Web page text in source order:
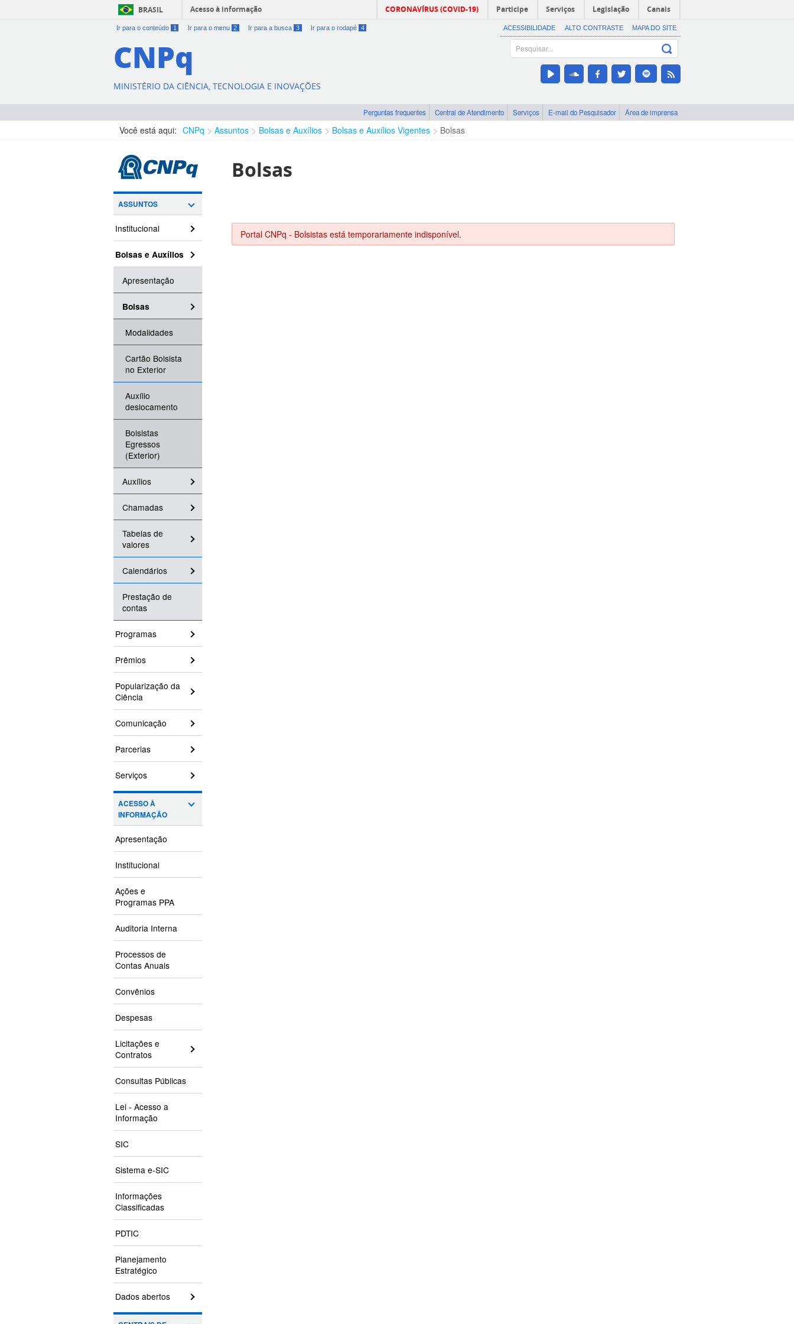
BRASIL Acesso à informação CORONAVÍRUS (COVID-19) Participe Serviços Legislação Canais
Ir para o conteúdo 1 Ir para o menu 2 Ir para a busca 3 Ir para o rodapé 4 ACESSIBILIDADE ALTO CONTRASTE MAPA DO SITE
CNPq
MINISTÉRIO DA CIÊNCIA, TECNOLOGIA E INOVAÇÕES
Perguntas frequentes Central de Atendimento Serviços E-mail do Pesquisador Área de imprensa
Você está aqui: CNPq Assuntos Bolsas e Auxílios Bolsas e Auxílios Vigentes Bolsas
ASSUNTOS
Institucional
Bolsas e Auxílios
Apresentação
Bolsas
Modalidades
Cartão Bolsista
no Exterior
Auxílio
deslocamento
Bolsistas
Egressos
(Exterior)
Auxílios
Chamadas
Tabelas de
valores
Calendários
Prestação de
contas
Programas
Prêmios
Popularização da
Ciência
Comunicação
Parcerias
Serviços
ACESSO À
INFORMAÇÃO
Apresentação
Institucional
Ações e
Programas PPA
Auditoria Interna
Processos de
Contas Anuais
Convênios
Despesas
Licitações e
Contratos
Consultas Públicas
Lei - Acesso a
Informação
SIC
Sistema e-SIC
Informações
Classificadas
PDTIC
Planejamento
Estratégico
Dados abertos
Bolsas
Portal CNPq - Bolsistas está temporariamente indisponível.